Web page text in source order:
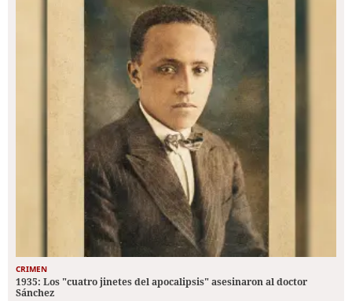
CRIMEN
1935: Los "cuatro jinetes del apocalipsis" asesinaron al doctor
Sánchez